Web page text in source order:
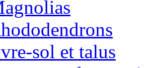
sol et talus